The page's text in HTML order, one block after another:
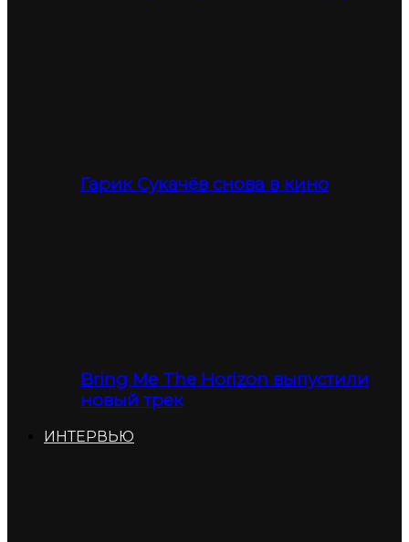
Гарик Сукачёв снова в кино
Bring Me The Horizon выпустили
новый трек
ИНТЕРВЬЮ